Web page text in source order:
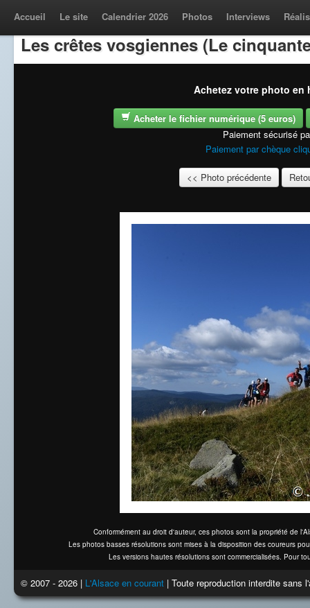
Accueil Le site Calendrier 2026 Photos Interviews
Les crêtes vosgiennes (Le
Achetez votre photo en
Acheter le fichier numérique (5 euros)
Paiement sécurisé
Paiement par chèque
<< Photo précédente
Conformément au droit d'auteur, ces photos sont la propriété de
Les photos basses résolutions sont mises à la disposition des coureurs
Les versions hautes résolutions sont commercialisées. Pour
© 2007 - 2026 | L'Alsace en courant | Toute reproduction interdite sans